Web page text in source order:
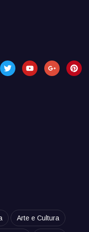
Arte e Cultura